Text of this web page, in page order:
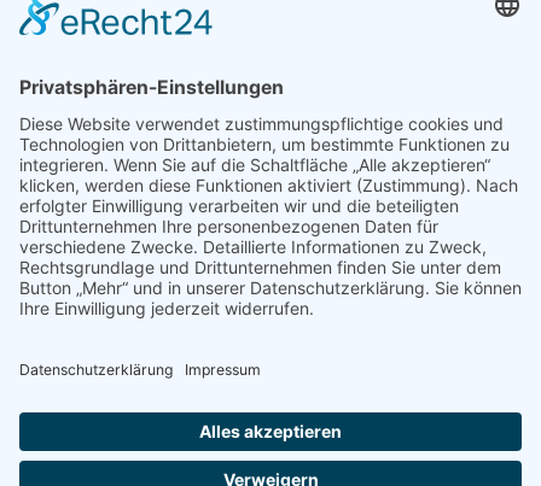
DSGVO: Abmahnung zulässig?
Erfreuliches Urteil des LG Stuttgart
Allgemein Vonthomasperzl 7. Juni 2019
Ein erfreuliches Urteil des LG Stuttgart zum Thema:
Abmahnung wegen Verstoßes gegen die DSGVO
durch Mitbewerber zulässig? Kann ein Verstoß
gegen die Datenschutzgrundverordnung (DSGVO)
durch einen Mitbewerber abgemahnt werden? Mit
auseinandergesetzt. In dem vor dem LG Stuttgart
zu…